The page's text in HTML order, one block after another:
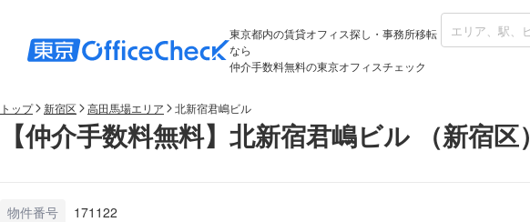
東京都内の賃貸オフィス探し・事務所移転
なら
仲介手数料無料の東京オフィスチェック
トップ 新宿区 高田馬場エリア 北新宿君嶋ビル
【仲介手数料無料】北新宿君嶋ビル （新宿区）
物件番号 171122